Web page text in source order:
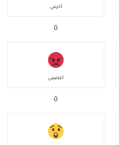
أحزنني
0
أغضبني
0